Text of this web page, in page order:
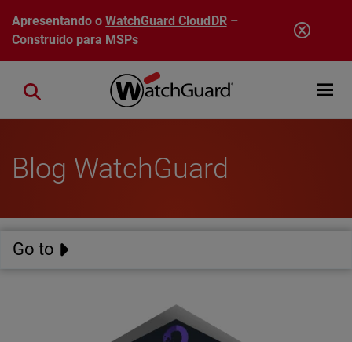
Pular para o conteúdo principal
Apresentando oWatchGuard CloudDR–
Construído para MSPs
Open
Close search
Blog WatchGuard
Go to